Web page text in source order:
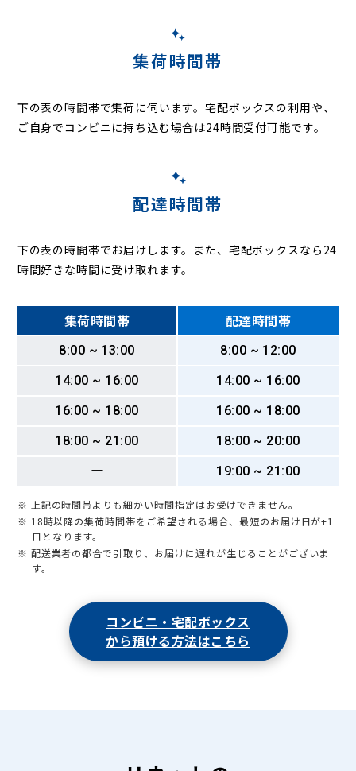
集荷時間帯
下の表の時間帯で集荷に伺います。宅配ボックスの利用や、
ご自身でコンビニに持ち込む場合は24時間受付可能です。
配達時間帯
下の表の時間帯でお届けします。また、宅配ボックスなら24
時間好きな時間に受け取れます。
集荷時間帯 配達時間帯
8:00 ~ 13:00
8:00 ~ 12:00
14:00 ~ 16:00
14:00 ~ 16:00
16:00 ~ 18:00
16:00 ~ 18:00
18:00 ~ 21:00
18:00 ~ 20:00
ー
19:00 ~ 21:00
※ 上記の時間帯よりも細かい時間指定はお受けできません。
※ 18時以降の集荷時間帯をご希望される場合、最短のお届け日が+1
日となります。
※ 配送業者の都合で引取り、お届けに遅れが生じることがございま
す。
コンビニ・宅配ボックス
から預ける方法はこちら